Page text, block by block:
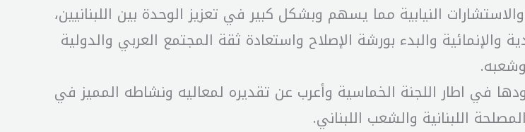
النيابية مما يسهم وبشكل كبير في تعزيز الوحدة بين اللبنانيين،
والإنمائية والبدء بورشة الإصلاح واستعادة ثقة المجتمع العربي والدولية
في اطار اللجنة الخماسية وأعرب عن تقديره لمعاليه ونشاطه المميز في
اللبنانية والشعب اللبناني.